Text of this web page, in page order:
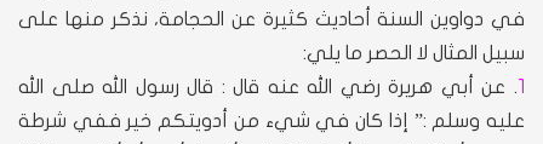
في دواوين السنة أحاديث كثيرة عن الحجامة، نذكر منها على
سبيل المثال لا الحصر ما يلي:
1. عن أبي هريرة رضي الله عنه قال : قال رسول الله صلى الله
عليه وسلم :” إذا كان في شيء من أدويتكم خير ففي شرطة